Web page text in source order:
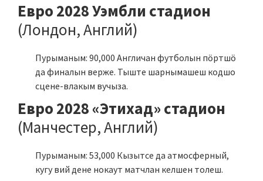
Евро 2028 Уэмбли стадион
(Лондон, Англий)
Пурыманым: 90,000 Англичан футболын пӧртшӧ
да финалын верже. Тыште шарнымашеш кодшо
сцене-влакым вучыза.
Евро 2028 «Этихад» стадион
(Манчестер, Англий)
Пурыманым: 53,000 Кызытсе да атмосферный,
кугу вий дене нокаут матчлан келшен толеш.